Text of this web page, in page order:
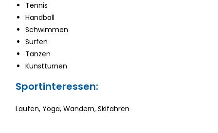
Tennis
Handball
Schwimmen
Surfen
Tanzen
Kunstturnen
Sportinteressen:
Laufen, Yoga, Wandern, Skifahren